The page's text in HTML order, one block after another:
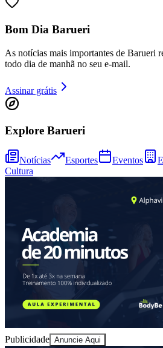
Bom Dia Barueri
As notícias mais importantes de Barueri
todo dia de manhã no seu e-mail.
Assinar grátis
Explore Barueri
Notícias Esportes Eventos
Cultura
Publicidade Anuncie Aqui